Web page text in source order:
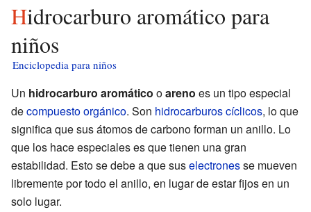
Hidrocarburo aromático para
niños
Enciclopedia para niños
Un hidrocarburo aromático oareno es un tipo especial
decompuesto orgánico. Son hidrocarburoscíclicos, lo que
significa que sus átomos de carbono forman un anillo. Lo
que los hace especiales es que tienen una gran
estabilidad. Esto se debe a que suselectronesse mueven
libremente por todo el anillo, en lugar de estar fijos en un
solo lugar.